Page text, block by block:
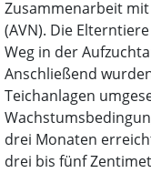
Zusammenarbeit
(AVN). Die
Weg in der
Anschließend
Teichanlagen
drei Monaten
drei bis fünf